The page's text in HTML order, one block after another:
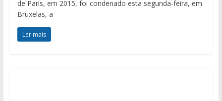
de Paris, em 2015, foi condenado esta segunda-feira, em
Bruxelas, a
Ler mais